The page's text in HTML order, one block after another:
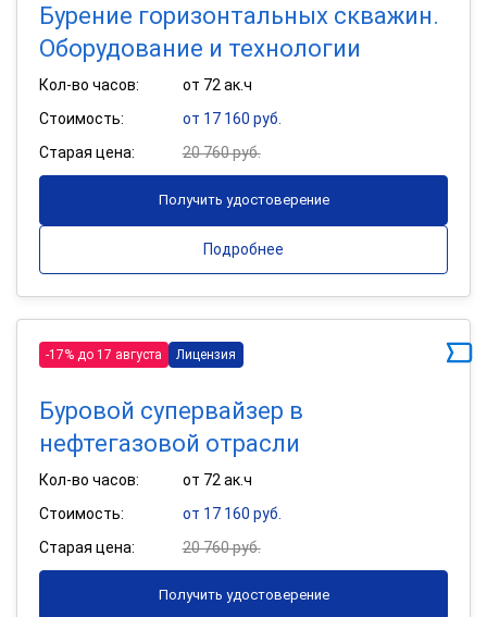
Бурение горизонтальных скважин.
Оборудование и технологии
Кол-во часов:
от 72 ак.ч
Стоимость:
от 17 160 руб.
Старая цена:
20 760 руб.
Получить удостоверение
Подробнее
-17% до 17 августа Лицензия
Буровой супервайзер в
нефтегазовой отрасли
Кол-во часов:
от 72 ак.ч
Стоимость:
от 17 160 руб.
Старая цена:
20 760 руб.
Получить удостоверение